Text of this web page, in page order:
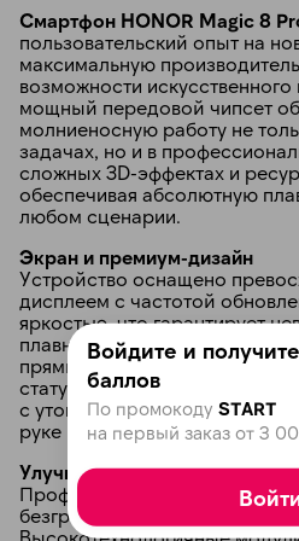
Смартфон HONOR Magic 8
пользовательский опыт на
максимальную
возможности искусственного
мощный передовой чипсет
молниеносную работу не
задачах, но и в
сложных 3D-эффектах и
обеспечивая абсолютную
любом сценарии.
Экран и премиум-дизайн
Устройство оснащено
дисплеем с частотой
яркостью, что гарантирует
плавное и контрастное
прямыми солнечными
статуса стал корпус из
с утончённым финишем,
руке и подчёркивает
Улучшенная камера и оптика
Профессиональная тройная
безграничные возможности
Войдите и
баллов
По промокоду START
на первый заказ от 3